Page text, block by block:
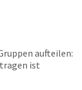
aufteilen:
ist